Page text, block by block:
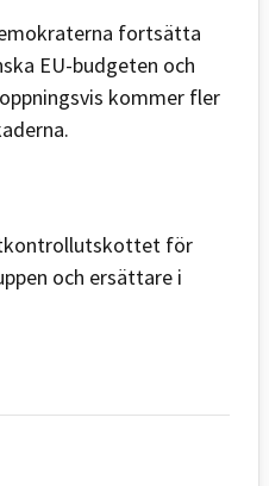
fortsätta
EU-budgeten och
kommer fler
för
och ersättare i